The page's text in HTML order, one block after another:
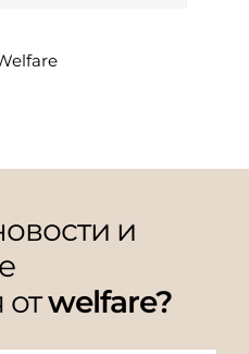
и
welfare?